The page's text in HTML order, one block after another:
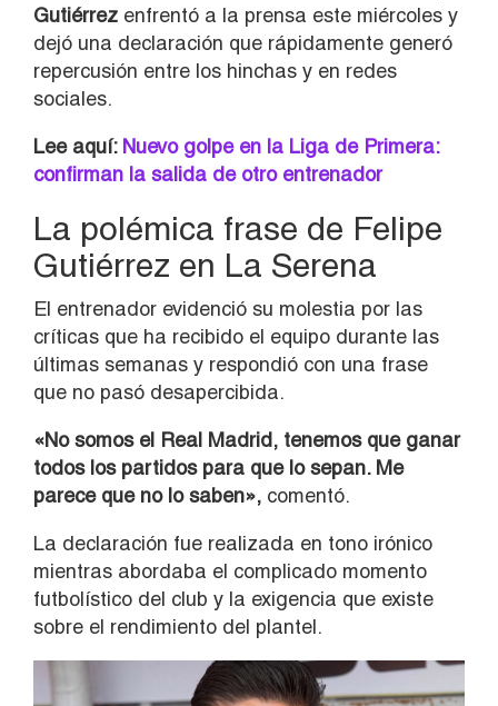
Gutiérrez enfrentó a la prensa este miércoles y
dejó una declaración que rápidamente generó
repercusión entre los hinchas y en redes
sociales.
Lee aquí:Nuevo golpe en la Liga de Primera:
confirman la salida de otro entrenador
La polémica frase de Felipe
Gutiérrez en La Serena
El entrenador evidenció su molestia por las
críticas que ha recibido el equipo durante las
últimas semanas y respondió con una frase
que no pasó desapercibida.
«No somos el Real Madrid, tenemos que ganar
todos los partidos para que lo sepan. Me
parece que no lo saben», comentó.
La declaración fue realizada en tono irónico
mientras abordaba el complicado momento
futbolístico del club y la exigencia que existe
sobre el rendimiento del plantel.